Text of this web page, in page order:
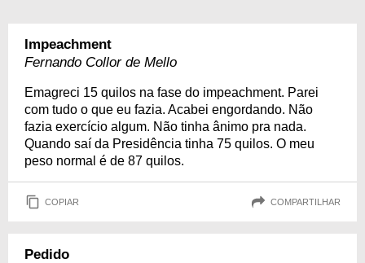
Impeachment
Fernando Collor de Mello
Emagreci 15 quilos na fase do impeachment. Parei
com tudo o que eu fazia. Acabei engordando. Não
fazia exercício algum. Não tinha ânimo pra nada.
Quando saí da Presidência tinha 75 quilos. O meu
peso normal é de 87 quilos.
COPIAR COMPARTILHAR
Pedido